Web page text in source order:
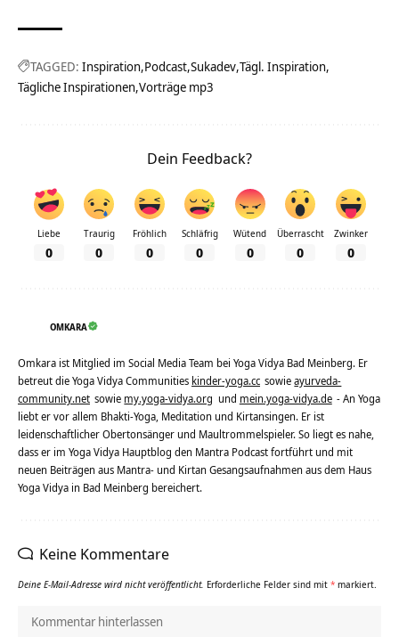
TAGGED: Inspiration Podcast Sukadev Tägl. Inspiration
Tägliche Inspirationen Vorträge mp3
Dein Feedback?
Liebe
0
Traurig
0
Fröhlich
0
Schläfrig
0
Wütend
0
Überrascht
0
Zwinker
0
OMKARA
Omkara ist Mitglied im Social Media Team bei Yoga Vidya Bad Meinberg. Er
betreut die Yoga Vidya Communities kinder-yoga.cc sowieayurveda-
community.net sowie my.yoga-vidya.org und mein.yoga-vidya.de - An Yoga
liebt er vor allem Bhakti-Yoga, Meditation und Kirtansingen. Er ist
leidenschaftlicher Obertonsänger und Maultrommelspieler. So liegt es nahe,
dass er im Yoga Vidya Hauptblog den Mantra Podcast fortführt und mit
neuen Beiträgen aus Mantra- und Kirtan Gesangsaufnahmen aus dem Haus
Yoga Vidya in Bad Meinberg bereichert.
Keine Kommentare
Deine E-Mail-Adresse wird nicht veröffentlicht. Erforderliche Felder sind mit * markiert.